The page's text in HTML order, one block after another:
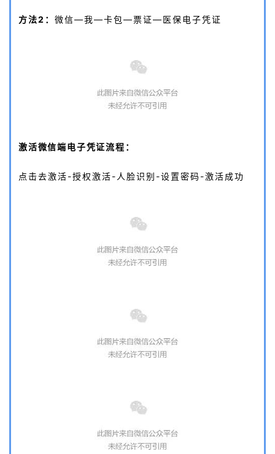
方法2： 微信—我—卡包—票证—医保电子凭证
激活微信端电子凭证流程：
点击去激活-授权激活-人脸识别-设置密码-激活成功